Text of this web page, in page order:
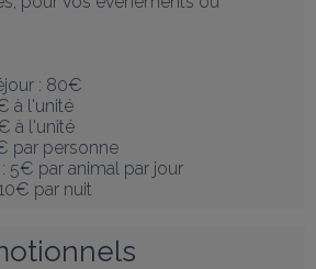
: 80€
à l'unité
à l'unité
par personne
5€ par animal par jour
par nuit